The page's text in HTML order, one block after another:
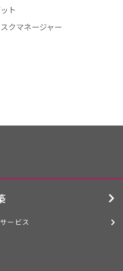
ト
クマネージャー
ービス